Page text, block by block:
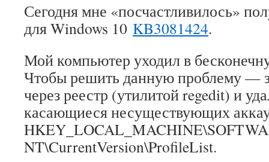
Сегодня мне «посчастливилось»
для Windows 10 KB3081424.
Мой компьютер уходил в
Чтобы решить данную проблему —
через реестр (утилитой regedit) и
касающиеся несуществующих
NT\CurrentVersion\ProfileList.